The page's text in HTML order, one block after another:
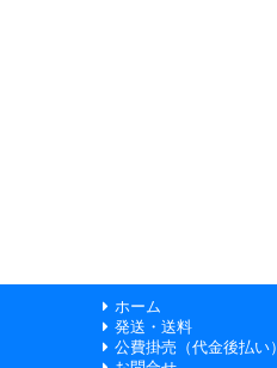
ホーム
発送・送料
公費掛売（代金後払い）